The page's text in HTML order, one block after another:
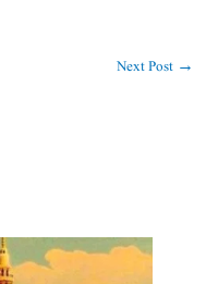
Next Post →